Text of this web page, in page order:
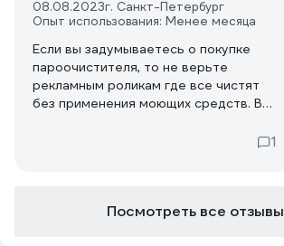
08.08.2023г. Санкт-Петербург
Опыт использования: Менее месяца
Если вы задумываетесь о покупке
пароочистителя, то не верьте
рекламным роликам где все чистят
без применения моющих средств. В
сильнодействующую химию все равно
автомобиля и дома / на даче для
1
Посмотреть все отзывы